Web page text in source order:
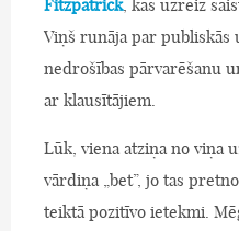
Fitzpatrick, kas uzreiz
Viņš runāja par publiskās
nedrošības pārvarēšanu
ar klausītājiem.
Lūk, viena atziņa no viņa
vārdiņa „bet”, jo tas
teiktā pozitīvo ietekmi.